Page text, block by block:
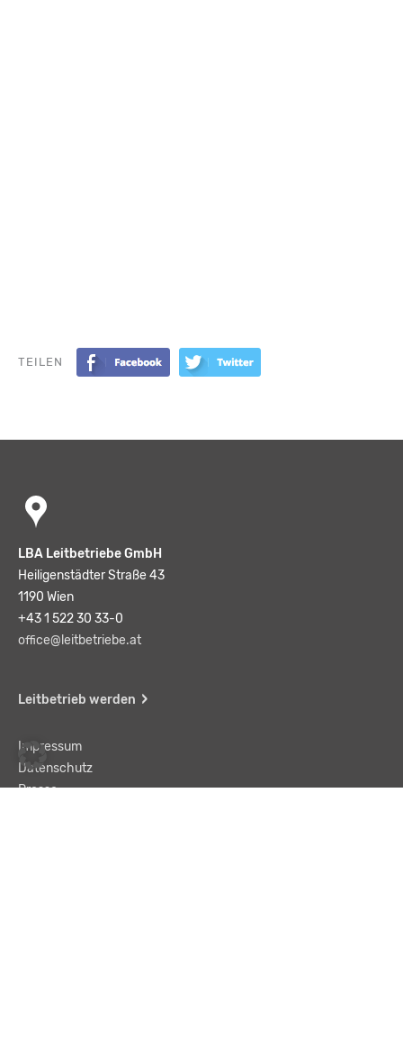
TEILEN
LBA Leitbetriebe GmbH
Heiligenstädter Straße 43
1190 Wien
+43 1 522 30 33-0
office@leitbetriebe.at
Leitbetrieb werden
Impressum
Datenschutz
Presse